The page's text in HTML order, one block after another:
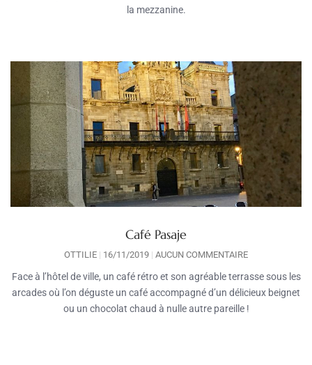
la mezzanine.
Café Pasaje
OTTILIE 16/11/2019 AUCUN COMMENTAIRE
Face à l’hôtel de ville, un café rétro et son agréable terrasse sous les
arcades où l’on déguste un café accompagné d’un délicieux beignet
ou un chocolat chaud à nulle autre pareille !